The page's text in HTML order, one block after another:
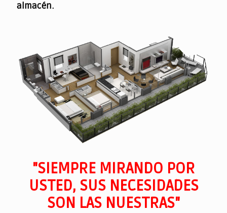
almacén.
"SIEMPRE MIRANDO POR
USTED, SUS NECESIDADES
SON LAS NUESTRAS"